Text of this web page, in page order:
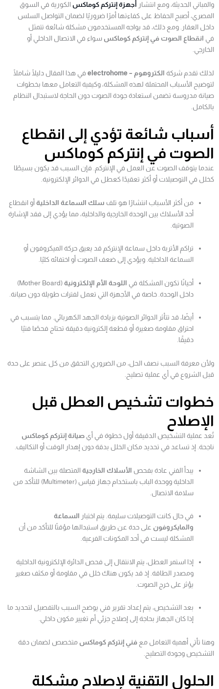
والمباني الحديثة، ومع انتشار أجهزة إنتركم كوماكس الكورية في السوق
المصري، أصبح الحفاظ على كفاءتها أمرًا ضروريًا لضمان التواصل السلس
داخل العقار. ومع ذلك، قد يواجه المستخدمون مشكلة شائعة تتمثل
في انقطاع الصوت في إنتركم كوماكس سواء في الاتصال الداخلي أو
الخارجي.
لذلك تقدم شركة الكتروهوم – electrohome
في هذا المقال دليلًا شاملًا
لتوضيح الأسباب المحتملة لهذه المشكلة، وكيفية التعامل معها بخطوات
صيانة مدروسة تضمن استعادة جودة الصوت دون الحاجة لاستبدال النظام
بالكامل.
أسباب شائعة تؤدي إلى انقطاع
الصوت في إنتركم كوماكس
عندما يتوقف الصوت عن العمل في الإنتركم. فإن السبب قد يكون بسيطًا
كخلل في التوصيلات أو أكثر تعقيدًا كعطل في الدوائر الإلكترونية.
من أكثر الأسباب انتشارًا هو تلف سلك السماعة الداخليةأو انقطاع
أحد الأسلاك بين الوحدة الخارجية والداخلية، مما يؤدي إلى فقد الإشارة
الصوتية.
تراكم الأتربة داخل سماعة الإنتركم قد يعيق حركة الميكروفون أو
السماعة الداخلية. ويؤدي إلى ضعف الصوت أو اختفائه كليًا.
أحيانًا تكون المشكلة في اللوحة الأم الإلكترونية
(Mother Board)
داخل الوحدة. خاصة في الأجهزة التي تعمل لفترات طويلة دون صيانة.
أيضًا، قد تتأثر الدوائر الصوتية بزيادة الجهد الكهربائي. مما يتسبب في
احتراق مقاومة صغيرة أو قطعة إلكترونية دقيقة تحتاج فحصًا فنيًا
دقيقًا.
ولأن معرفة السبب نصف الحل، من الضروري التحقق من كل عنصر على حدة
قبل الشروع في أي عملية تصليح.
خطوات تشخيص العطل قبل
الإصلاح
تُعد عملية التشخيص الدقيقة أول خطوة في أي صيانة إنتركم كوماكس
ناجحة. إذ تساعد في تحديد مكان الخلل بدقة دون إهدار الوقت أو التكاليف.
يبدأ الفني عادة بفحص الأسلاك الخارجية المتصلة بين الشاشة
الداخلية ووحدة الباب باستخدام جهاز قياس (Multimeter) للتأكد من
سلامة الاتصال.
في حال كانت التوصيلات سليمة. يتم اختبار السماعة
والمايكروفون على حدة عن طريق استبدالها مؤقتًا للتأكد من أن
المشكلة ليست في أحد المكونات الفرعية.
إذا استمر العطل، يتم الانتقال إلى فحص الدائرة الإلكترونية الداخلية
ومصدر الطاقة. إذ قد يكون هناك خلل في مقاومة أو مكثف صغير
يؤثر على خرج الصوت.
بعد التشخيص، يتم إعداد تقرير فني يوضح السبب بالتفصيل لتحديد ما
إذا كان الجهاز بحاجة إلى إصلاح جزئي أم تغيير مكون داخلي.
وهنا تأتي أهمية التعامل مع فني إنتركم كوماكس متخصص لضمان دقة
التشخيص وجودة التصليح.
الحلول التقنية لإصلاح مشكلة